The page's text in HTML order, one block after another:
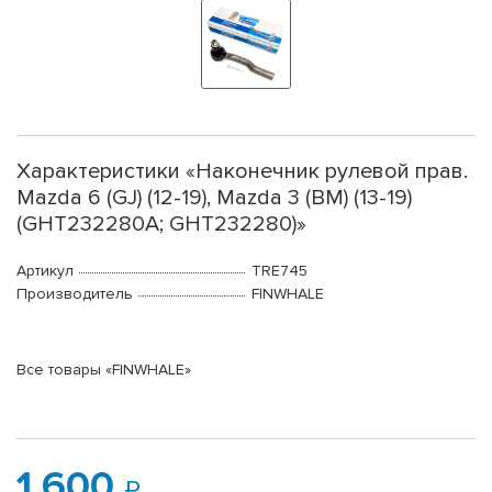
Характеристики «Наконечник рулевой прав.
Mazda 6 (GJ) (12-19), Mazda 3 (BM) (13-19)
(GHT232280A; GHT232280)»
Артикул
TRE745
Производитель
FINWHALE
Все товары «FINWHALE»